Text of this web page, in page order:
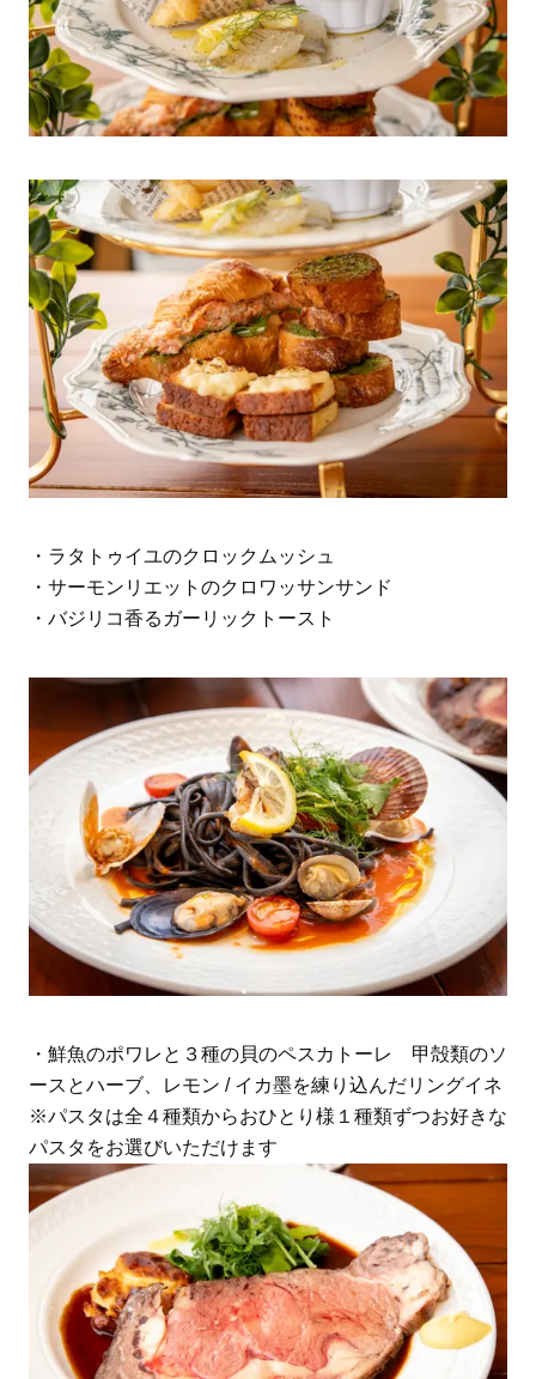
・ラタトゥイユのクロックムッシュ
・サーモンリエットのクロワッサンサンド
・バジリコ香るガーリックトースト
・鮮魚のポワレと３種の貝のペスカトーレ 甲殻類のソ
ースとハーブ、レモン / イカ墨を練り込んだリングイネ
※パスタは全４種類からおひとり様１種類ずつお好きな
パスタをお選びいただけます